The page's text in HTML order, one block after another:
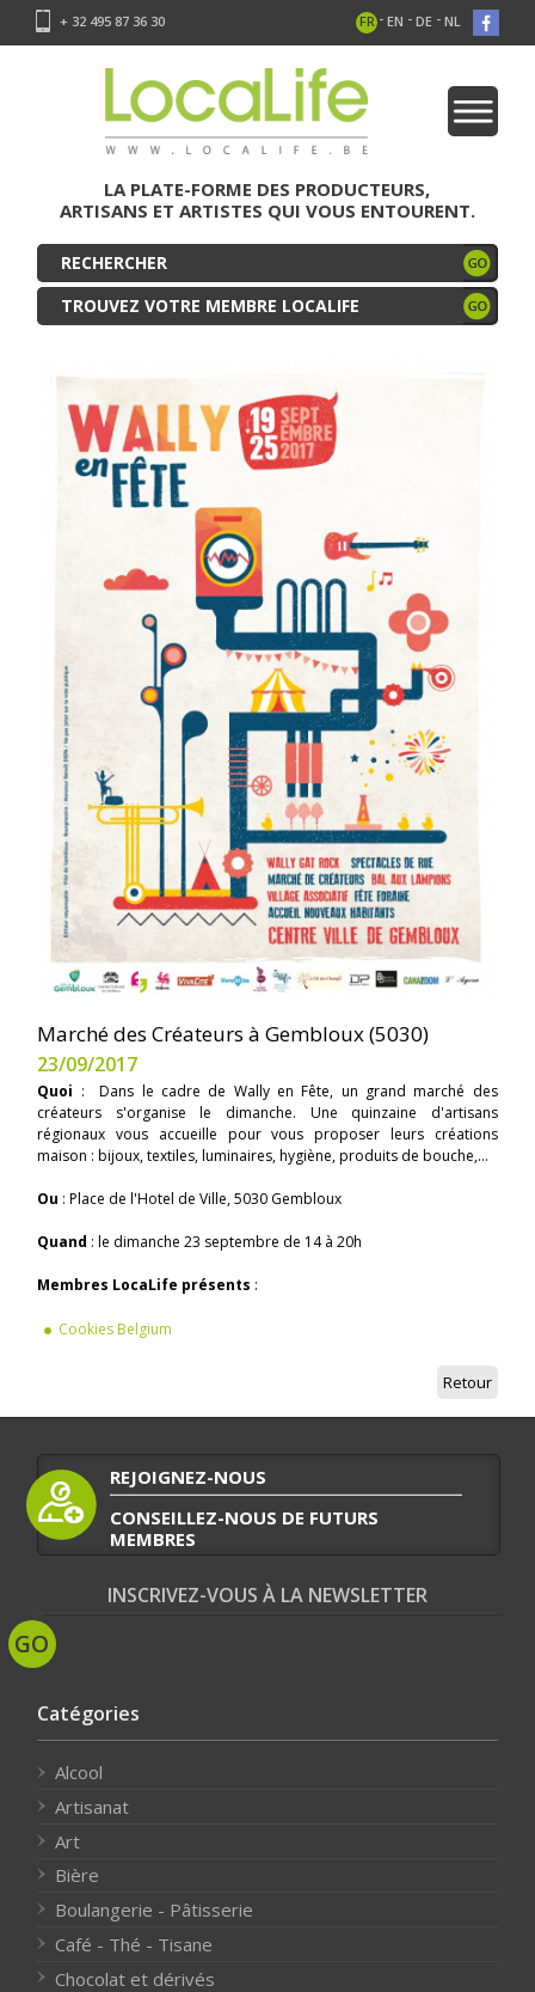
+ 32 495 87 36 30 FR - EN - DE - NL
LA PLATE-FORME DES PRODUCTEURS,
ARTISANS ET ARTISTES QUI VOUS ENTOURENT.
TROUVEZ VOTRE MEMBRE LOCALIFE
Marché des Créateurs à Gembloux (5030)
23/09/2017
Quoi : Dans le cadre de Wally en Fête, un grand marché des
créateurs s'organise le dimanche. Une quinzaine d'artisans
régionaux vous accueille pour vous proposer leurs créations
maison : bijoux, textiles, luminaires, hygiène, produits de bouche,...
Ou : Place de l'Hotel de Ville, 5030 Gembloux
Quand : le dimanche 23 septembre de 14 à 20h
Membres LocaLife présents :
Cookies Belgium
Retour
REJOIGNEZ-NOUS
CONSEILLEZ-NOUS DE FUTURS
MEMBRES
INSCRIVEZ-VOUS À LA NEWSLETTER
Catégories
Alcool
Artisanat
Art
Bière
Boulangerie - Pâtisserie
Café - Thé - Tisane
Chocolat et dérivés